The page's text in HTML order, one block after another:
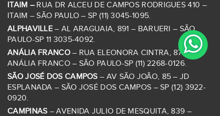
ITAIM – RUA DR ALCEU DE CAMPOS RODRIGUES 410 –
ITAIM – SÃO PAULO – SP (11) 3045-1095.
ALPHAVILLE – AL ARAGUAIA, 891 – BARUERI – SÃO
PAULO-SP 11 3035-4092.
ANÁLIA FRANCO– RUA ELEONORA CINTRA, 87 – JD
ANÁLIA FRANCO – SÃO PAULO-SP (11) 2268-0126.
SÃO JOSÉ DOS CAMPOS– AV SÃO JOÃO, 85 – JD
ESPLANADA – SÃO JOSÉ DOS CAMPOS – SP (12) 3922-
0920.
CAMPINAS– AVENIDA JULIO DE MESQUITA, 839 –